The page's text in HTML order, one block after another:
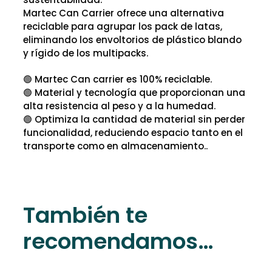
Martec Can Carrier ofrece una alternativa
reciclable para agrupar los pack de latas,
eliminando los envoltorios de plástico blando
y rígido de los multipacks.
🟢 Martec Can carrier es 100% reciclable.
🟢 Material y tecnología que proporcionan una
alta resistencia al peso y a la humedad.
🟢 Optimiza la cantidad de material sin perder
funcionalidad, reduciendo espacio tanto en el
transporte como en almacenamiento..
También te
recomendamos…